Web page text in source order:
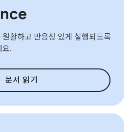
활하고 반응성 있게 실행되도록
요.
문서 읽기